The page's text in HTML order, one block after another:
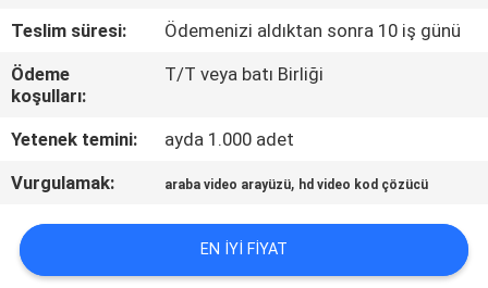
ILETIŞIME
GEÇIN
HABERLER
VAKALAR
Teslim süresi:
Ödemenizi aldıktan sonra 10 iş günü
Ödeme
koşulları:
T/T veya batı Birliği
Yetenek temini:
ayda 1.000 adet
Vurgulamak:
araba video arayüzü, hd video kod çözücü
EN IYI FIYAT